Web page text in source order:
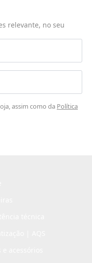
relevante, no seu
assim como da Política